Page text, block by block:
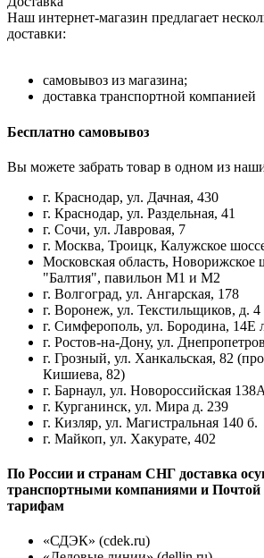
Наш интернет-магазин предлагает
доставки:
самовывоз из магазина;
доставка транспортной компанией
Бесплатно самовывоз
Вы можете забрать товар в одном из
г. Краснодар, ул. Дачная, 430
г. Краснодар, ул. Раздельная, 41
г. Сочи, ул. Лавровая, 7
г. Москва, Троицк, Калужское
Московская область,
"Балтия", павильон М1 и М2
г. Волгоград, ул. Ангарская, 178
г. Воронеж, ул. Текстильщиков, д. 4
г. Симферополь, ул. Бородина, 14Е
г. Ростов-на-Дону, ул.
г. Грозный, ул. Ханкальская, 82
Кишиева, 82)
г. Барнаул, ул. Новороссийская 138А
г. Курганинск, ул. Мира д. 239
г. Кизляр, ул. Магистральная 140 б.
г. Майкоп, ул. Хакурате, 402
По России и странам СНГ доставка
транспортными компаниями и Почтой
тарифам
«СДЭК» (cdek.ru)